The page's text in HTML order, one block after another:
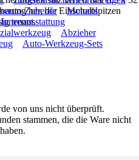
her, die Einschaltspitzen
trennt.
Zubehör
Motoröl
Abzieher
Auto-Werkzeug-Sets
von uns nicht überprüft.
stammen, die die Ware nicht